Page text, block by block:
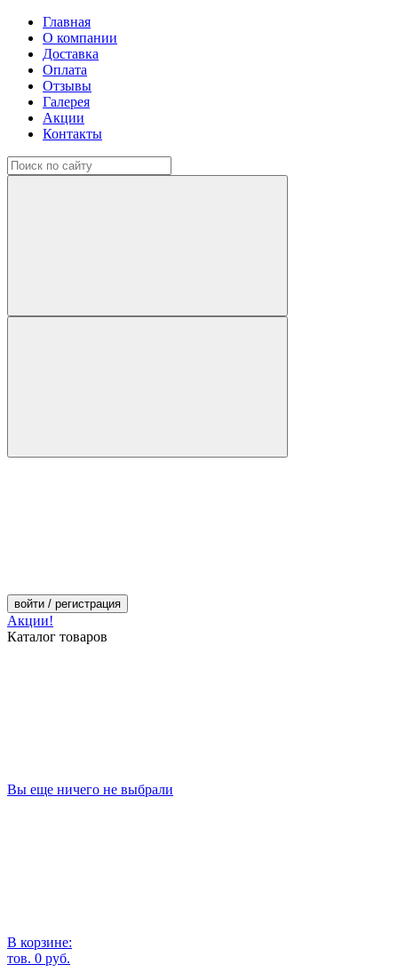
Главная
О компании
Доставка
Оплата
Отзывы
Галерея
Акции
Контакты
войти / регистрация
Акции!
Каталог товаров
Вы еще ничего не выбрали
В корзине:
тов. 0 руб.